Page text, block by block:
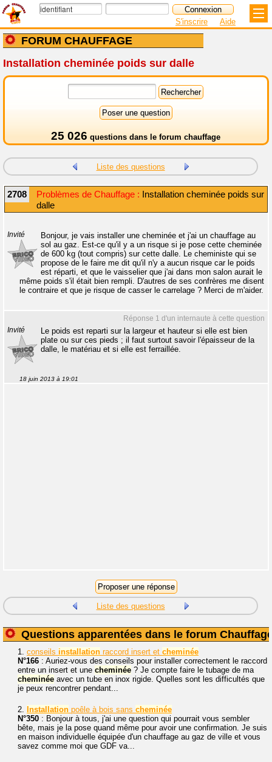
FORUM CHAUFFAGE
S'inscrire Aide
Installation cheminée poids sur dalle
25 026 questions dans le forum chauffage
Liste des questions
2708 Problèmes de Chauffage : Installation cheminée poids sur
dalle
Invité
Bonjour, je vais installer une cheminée et j'ai un chauffage au
sol au gaz. Est-ce qu'il y a un risque si je pose cette cheminée
de 600 kg (tout compris) sur cette dalle. Le cheministe qui se
propose de le faire me dit qu'il n'y a aucun risque car le poids
est réparti, et que le vaisselier que j'ai dans mon salon aurait le
même poids s'il était bien rempli. D'autres de ses confrères me disent
le contraire et que je risque de casser le carrelage ? Merci de m'aider.
Réponse 1 d'un internaute à cette question
Invité
Le poids est reparti sur la largeur et hauteur si elle est bien
plate ou sur ces pieds ; il faut surtout savoir l'épaisseur de la
dalle, le matériau et si elle est ferraillée.
18 juin 2013 à 19:01
Liste des questions
Questions apparentées dans le forum
1. conseils installation raccord insert et cheminée
N°166 : Auriez-vous des conseils pour installer correctement le raccord
entre un insert et une cheminée ? Je compte faire le tubage de ma
cheminée avec un tube en inox rigide. Quelles sont les difficultés que
je peux rencontrer pendant...
2. Installation poêle à bois sans cheminée
N°350 : Bonjour à tous, j'ai une question qui pourrait vous sembler
bête, mais je la pose quand même pour avoir une confirmation. Je suis
en maison individuelle équipée d'un chauffage au gaz de ville et vous
savez comme moi que GDF va...